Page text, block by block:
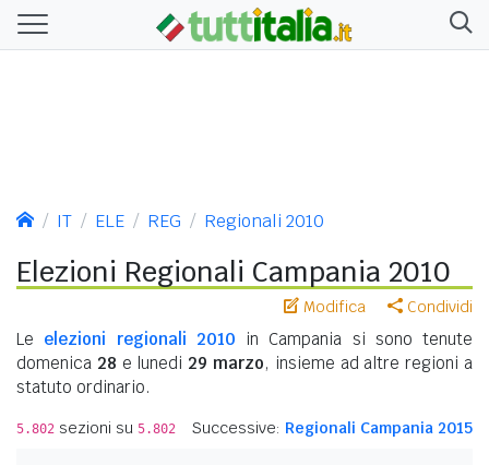
IT ELE REG Regionali 2010
Elezioni Regionali Campania 2010
Modifica Condividi
Le elezioni regionali 2010 in Campania si sono tenute
domenica 28 e lunedi 29 marzo, insieme ad altre regioni a
statuto ordinario.
5.802 sezioni su 5.802 Successive: Regionali Campania 2015